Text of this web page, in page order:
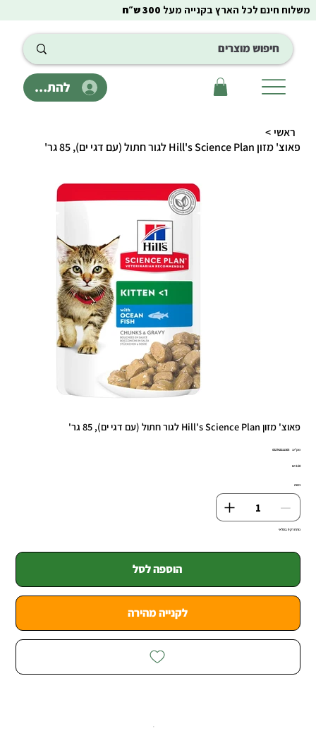
להתחבר
משלוח חינם לכל הארץ בקנייה מעל 300 ש״ח
ראשי >
פאוצ' מזון Hill's Science Plan לגור חתול (עם דגי ים), 85 גר'
פאוצ' מזון Hill's Science Plan לגור חתול (עם דגי ים), 85 גר'
מק"ט:
מק"ט
052742211305
מחיר
‏8.50 ‏₪
כמות
נותרו רק 9 במלאי
הוספה לסל
לקנייה מהירה